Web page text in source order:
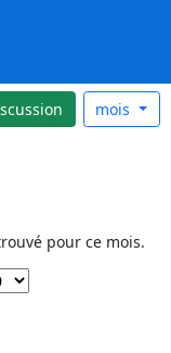
mois
pour ce mois.